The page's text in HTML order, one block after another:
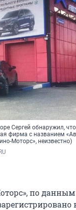
Сергей обнаружил,
фирма с названием
Моторс», неизвестно)
по данным